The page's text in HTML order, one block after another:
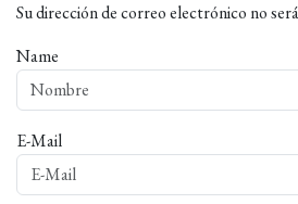
Su dirección de correo electrónico no
Name
E-Mail